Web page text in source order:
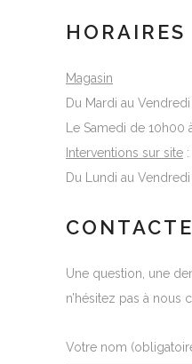
HORAIRES
Magasin
Du Mardi au
Le Samedi de 10h00
Interventions sur site :
Du Lundi au
Une question, une
n’hésitez pas à nous
Votre nom